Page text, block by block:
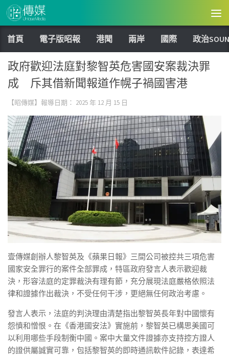
Skip to content
首頁 電子版昭報 港聞 兩岸 國際 政治
政府歡迎法庭對黎智英危害國安案裁決罪
成 斥其借新聞報道作幌子禍國害港
【昭傳媒】報導日期： 2025 年 12 月 15 日
壹傳媒創辦人黎智英及《蘋果日報》三間公司被控共三項危害
國家安全罪行的案件全部罪成，特區政府發言人表示歡迎裁
決，形容法庭的定罪裁決有理有節，充分展現法庭嚴格依照法
律和證據作出裁決，不受任何干涉，更絕無任何政治考慮。
發言人表示，法庭的判決理由清楚指出黎智英長年對中國懷有
怨憤和憎恨。在《香港國安法》實施前，黎智英已構思美國可
以利用哪些手段制衡中國。案中大量文件證據亦支持控方證人
的證供屬誠實可靠，包括黎智英的即時通訊軟件記錄，表達希